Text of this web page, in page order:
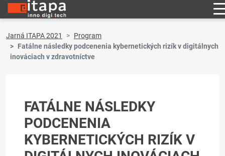
Jarná ITAPA 2021
Program
Fatálne následky podcenenia kybernetických rizík v digitálnych
inováciach v zdravotníctve
FATÁLNE NÁSLEDKY
PODCENENIA
KYBERNETICKÝCH RIZÍK V